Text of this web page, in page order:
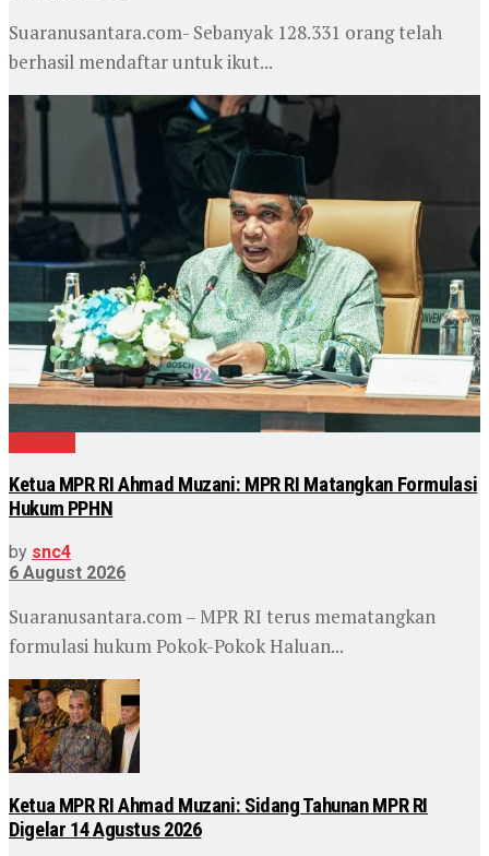
Suaranusantara.com- Sebanyak 128.331 orang telah
berhasil mendaftar untuk ikut...
Ketua MPR RI Ahmad Muzani: MPR RI Matangkan Formulasi
Hukum PPHN
by snc4
6 August 2026
Suaranusantara.com – MPR RI terus mematangkan
formulasi hukum Pokok-Pokok Haluan...
Ketua MPR RI Ahmad Muzani: Sidang Tahunan MPR RI
Digelar 14 Agustus 2026